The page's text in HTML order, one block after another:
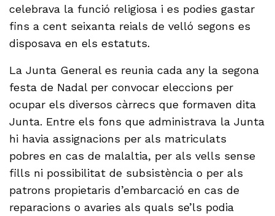
celebrava la funció religiosa i es podies gastar
fins a cent seixanta reials de velló segons es
disposava en els estatuts.
La Junta General es reunia cada any la segona
festa de Nadal per convocar eleccions per
ocupar els diversos càrrecs que formaven dita
Junta. Entre els fons que administrava la Junta
hi havia assignacions per als matriculats
pobres en cas de malaltia, per als vells sense
fills ni possibilitat de subsistència o per als
patrons propietaris d’embarcació en cas de
reparacions o avaries als quals se’ls podia